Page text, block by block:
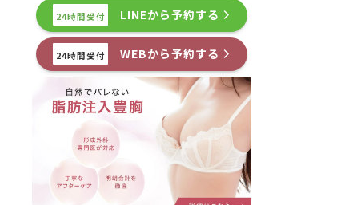
24時間受付 LINEから予約する
24時間受付 WEBから予約する